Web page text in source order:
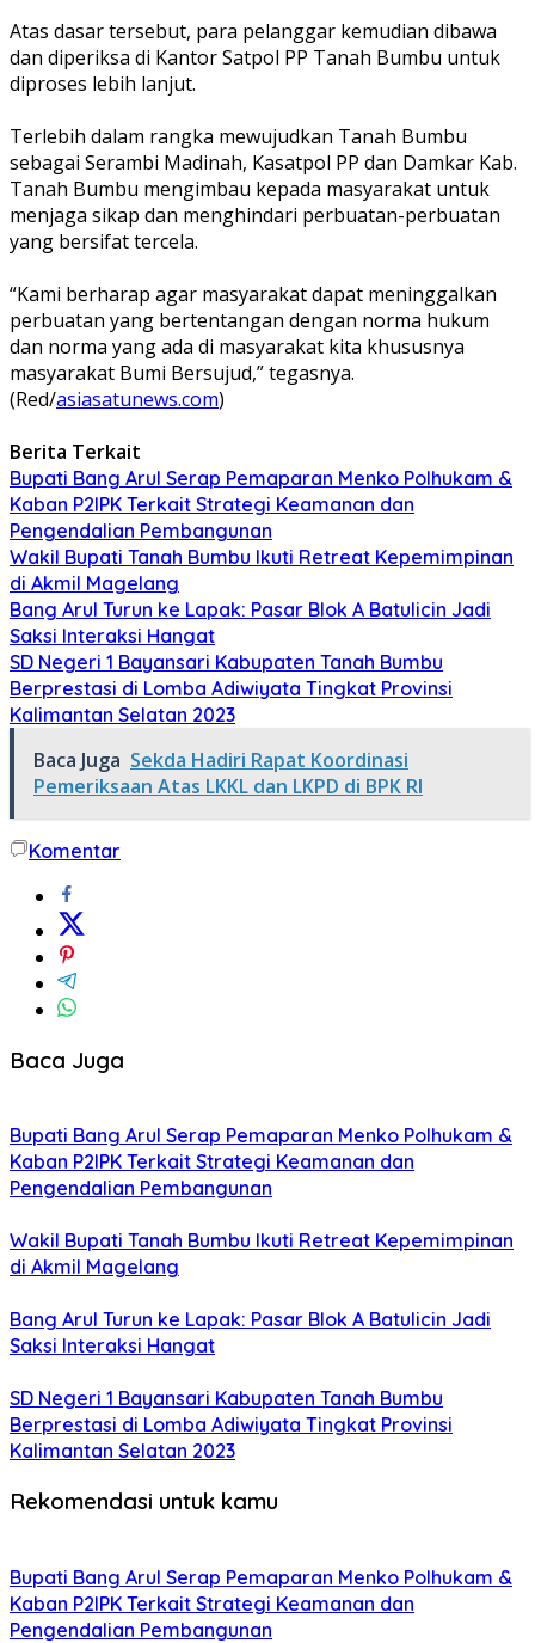
Atas dasar tersebut, para pelanggar kemudian dibawa
dan diperiksa di Kantor Satpol PP Tanah Bumbu untuk
diproses lebih lanjut.
Terlebih dalam rangka mewujudkan Tanah Bumbu
sebagai Serambi Madinah, Kasatpol PP dan Damkar Kab.
Tanah Bumbu mengimbau kepada masyarakat untuk
menjaga sikap dan menghindari perbuatan-perbuatan
yang bersifat tercela.
“Kami berharap agar masyarakat dapat meninggalkan
perbuatan yang bertentangan dengan norma hukum
dan norma yang ada di masyarakat kita khususnya
masyarakat Bumi Bersujud,” tegasnya.
(Red/asiasatunews.com)
Berita Terkait
Bupati Bang Arul Serap Pemaparan Menko Polhukam &
Kaban P2IPK Terkait Strategi Keamanan dan
Pengendalian Pembangunan
Wakil Bupati Tanah Bumbu Ikuti Retreat Kepemimpinan
di Akmil Magelang
Bang Arul Turun ke Lapak: Pasar Blok A Batulicin Jadi
Saksi Interaksi Hangat
SD Negeri 1 Bayansari Kabupaten Tanah Bumbu
Berprestasi di Lomba Adiwiyata Tingkat Provinsi
Kalimantan Selatan 2023
Baca Juga Sekda Hadiri Rapat Koordinasi
Pemeriksaan Atas LKKL dan LKPD di BPK RI
Komentar
Baca Juga
Bupati Bang Arul Serap Pemaparan Menko Polhukam &
Kaban P2IPK Terkait Strategi Keamanan dan
Pengendalian Pembangunan
Wakil Bupati Tanah Bumbu Ikuti Retreat Kepemimpinan
di Akmil Magelang
Bang Arul Turun ke Lapak: Pasar Blok A Batulicin Jadi
Saksi Interaksi Hangat
SD Negeri 1 Bayansari Kabupaten Tanah Bumbu
Berprestasi di Lomba Adiwiyata Tingkat Provinsi
Kalimantan Selatan 2023
Rekomendasi untuk kamu
Bupati Bang Arul Serap Pemaparan Menko Polhukam &
Kaban P2IPK Terkait Strategi Keamanan dan
Pengendalian Pembangunan